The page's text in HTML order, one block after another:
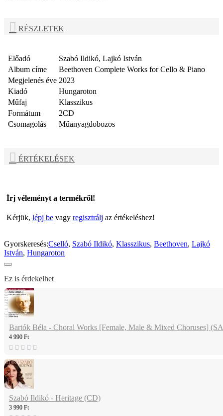
RÉSZLETEK
Előadó
Szabó Ildikó, Lajkó István
Album címe
Beethoven Complete Works for Cello & Piano
Megjelenés éve 2023
Kiadó
Hungaroton
Műfaj
Klasszikus
Formátum
2CD
Csomagolás
Műanyagdobozos
ÉRTÉKELÉSEK
Írj véleményt a termékről!
Kérjük, lépj be vagy regisztrálj az értékeléshez!
Gyorskeresés:Cselló, Szabó Ildikó, Klasszikus, Beethoven, Lajkó
István, Hungaroton
Ez is érdekelhet
Bartók Béla - Choral Works [Female, Male & Mixed Choruses]
4 990 Ft
Szabó Ildikó - Heritage (CD)
3 990 Ft